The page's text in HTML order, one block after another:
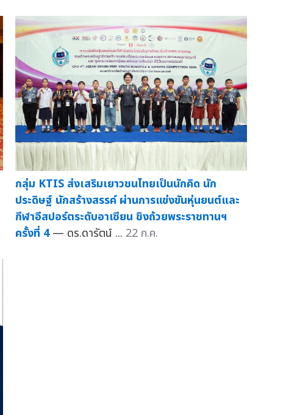
กลุ่ม KTIS ส่งเสริมเยาวชนไทยเป็นนักคิด นัก
ประดิษฐ์ นักสร้างสรรค์ ผ่านการแข่งขันหุ่นยนต์และ
กีฬาอีสปอร์ตระดับอาเซียน ชิงถ้วยพระราชทานฯ
ครั้งที่ 4 — ดร.ดารัตน์ ... 22 ก.ค.